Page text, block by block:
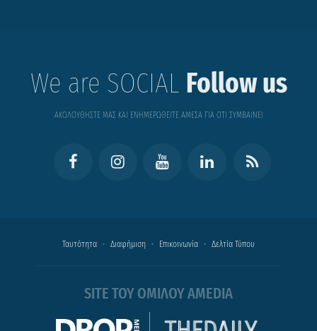
We are SOCIAL Follow us
ΑΚΟΛΟΥΘΗΣΤΕ ΜΑΣ ΚΑΙ ΕΝΗΜΕΡΩΘΕΙΤΕ ΑΜΕΣΑ ΓΙΑ ΟΤΙ ΣΥΜΒΑΙΝΕΙ
Ταυτότητα Διαφήμιση Επικοινωνία Δελτία Τύπου
SITE ΤΟΥ ΟΜΙΛΟΥ AMEDIA